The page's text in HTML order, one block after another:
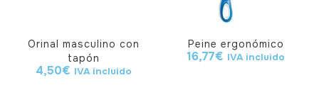
Orinal masculino con
tapón
4,50€ IVA incluido
Peine ergonómico
16,77€ IVA incluido